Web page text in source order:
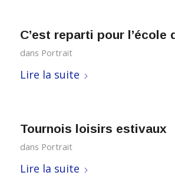
C’est reparti pour l’école
dans Portrait
Lire la suite
Tournois loisirs estivaux
dans Portrait
Lire la suite